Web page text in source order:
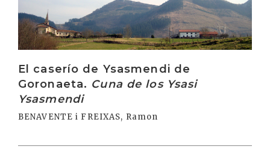
El caserío de Ysasmendi de
Goronaeta. Cuna de los Ysasi
Ysasmendi
BENAVENTE i FREIXAS, Ramon